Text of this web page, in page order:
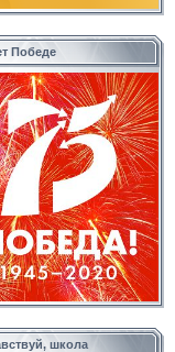
Победе
школа